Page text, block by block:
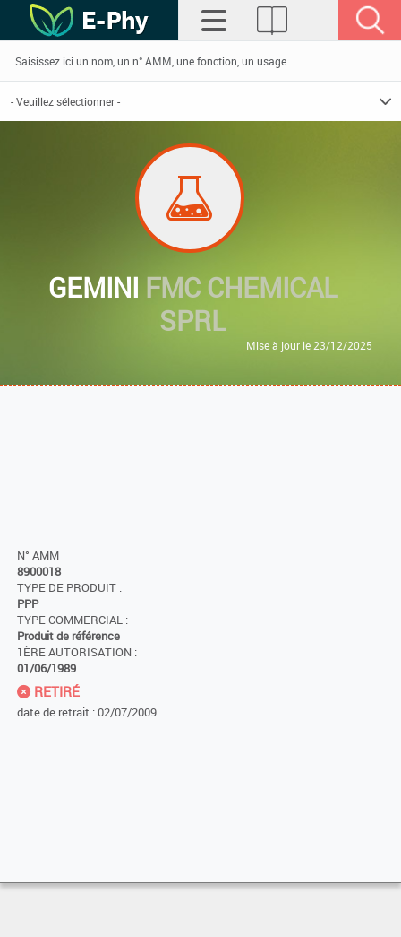
GEMINI FMC CHEMICAL
SPRL
Mise à jour le 23/12/2025
N° AMM
8900018
TYPE DE PRODUIT :
PPP
TYPE COMMERCIAL :
Produit de référence
1ÈRE AUTORISATION :
01/06/1989
RETIRÉ
date de retrait : 02/07/2009